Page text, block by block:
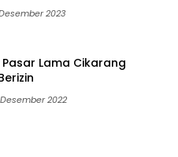
2023
Pasar Lama Cikarang
2022